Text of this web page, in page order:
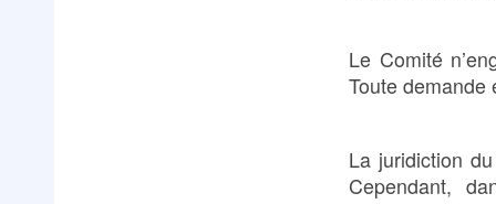
Le Comité
Toute demande
La juridiction
Cependant,